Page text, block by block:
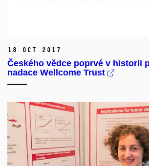
18 Oct 2017
Českého vědce poprvé v historii
nadace Wellcome Trust